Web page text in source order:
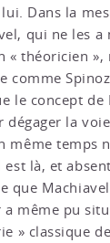
Dans la
qui ne les a
« théoricien »,
comme
le concept de
la
même temps
là, et
que
a même pu
» classique